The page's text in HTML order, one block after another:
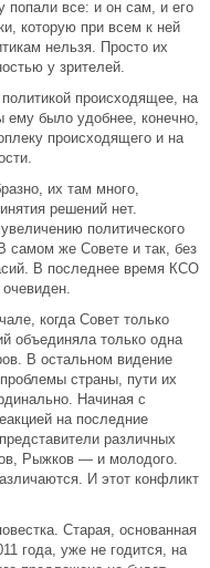
попали все: и он сам, и его
которую при всем к ней
нельзя. Просто их
у зрителей.
происходящее, на
ему было удобнее, конечно,
происходящего и на
их там много,
решений нет.
политического
самом же Совете и так, без
В последнее время КСО
когда Совет только
объединяла только одна
В остальном видение
страны, пути их
Начиная с
на последние
различных
Рыжков — и молодого.
И этот конфликт
Старая, основанная
года, уже не годится, на